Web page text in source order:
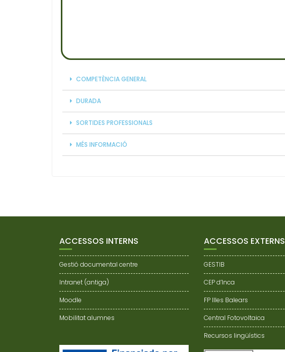
COMPETÈNCIA GENERAL
DURADA
SORTIDES PROFESSIONALS
MÉS INFORMACIÓ
ACCESSOS INTERNS
Gestió documental centre
Intranet (antiga)
Moodle
Mobilitat alumnes
ACCESSOS EXTERNS
GESTIB
CEP d’Inca
FP Illes Balears
Central Fotovoltaica
Recursos lingüístics